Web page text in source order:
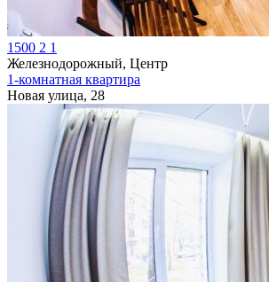
1500 2 1
Железнодорожный, Центр
1-комнатная квартира
Новая улица, 28